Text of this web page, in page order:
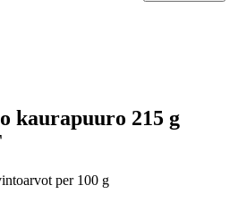
kaurapuuro 215 g
per 100 g